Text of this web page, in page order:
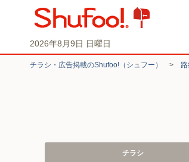
2026年8月9日 日曜日
チラシ・​広告掲載の​Shufoo!​（シュフー） >
チラシ